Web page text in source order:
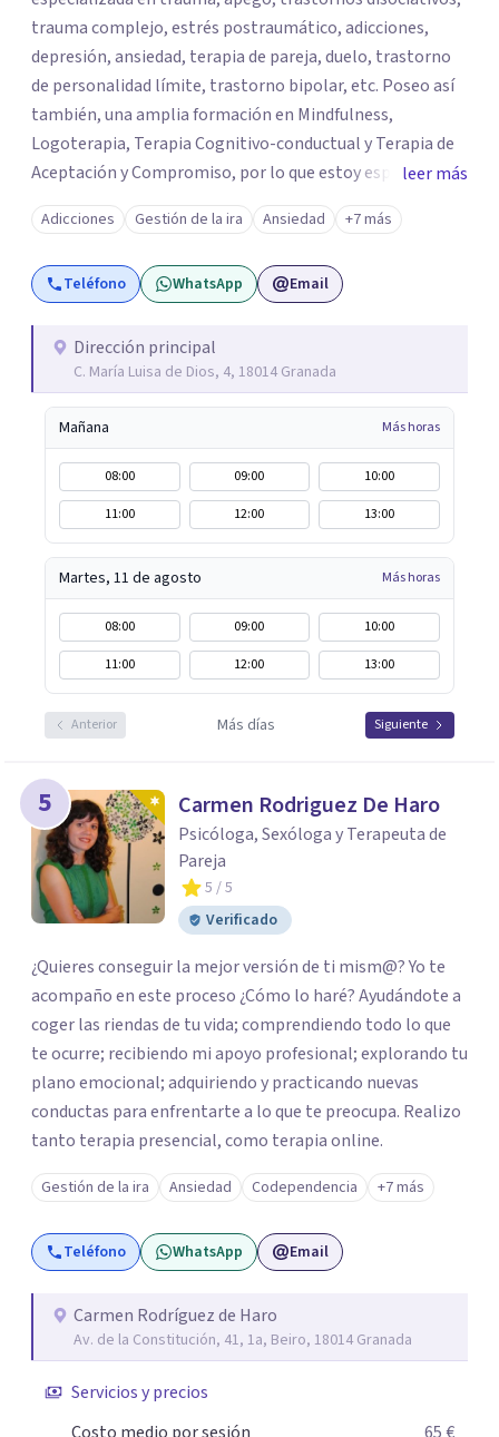
trauma complejo, estrés postraumático, adicciones,
depresión, ansiedad, terapia de pareja, duelo, trastorno
de personalidad límite, trastorno bipolar, etc. Poseo así
también, una amplia formación en Mindfulness,
Logoterapia, Terapia Cognitivo-conductual y Terapia de
Aceptación y Compromiso, por lo que estoy especializada
en educación emocional, gestión de la ira, problemas
relacionales, vacío existencial y autoestima. Trabajo
desde veinte años, tanto de forma presencial (Granada),
como online.
leer más
Adicciones Gestión de la ira Ansiedad +7 más
Teléfono WhatsApp Email
Dirección principal
C. María Luisa de Dios, 4, 18014 Granada
Mañana Más horas
08:00 09:00
10:00
11:00
12:00 13:00
Martes, 11 de agosto Más horas
08:00 09:00
10:00
11:00
12:00 13:00
Anterior Más días Siguiente
5 Carmen Rodriguez De Haro
Psicóloga, Sexóloga y Terapeuta de
Pareja
5 / 5
Verificado
¿Quieres conseguir la mejor versión de ti mism@? Yo te
acompaño en este proceso ¿Cómo lo haré? Ayudándote a
coger las riendas de tu vida; comprendiendo todo lo que
te ocurre; recibiendo mi apoyo profesional; explorando tu
plano emocional; adquiriendo y practicando nuevas
conductas para enfrentarte a lo que te preocupa. Realizo
tanto terapia presencial, como terapia online.
Gestión de la ira Ansiedad Codependencia +7 más
Teléfono WhatsApp Email
Carmen Rodríguez de Haro
Av. de la Constitución, 41, 1a, Beiro, 18014 Granada
Servicios y precios